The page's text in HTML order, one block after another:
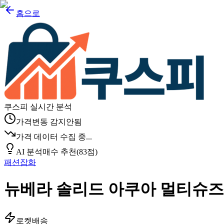
홈으로
쿠스피 실시간 분석
가격변동 감지안됨
가격 데이터 수집 중...
AI 분석매수 추천(83점)
패션잡화
뉴베라 솔리드 아쿠아 멀티슈
로켓배송